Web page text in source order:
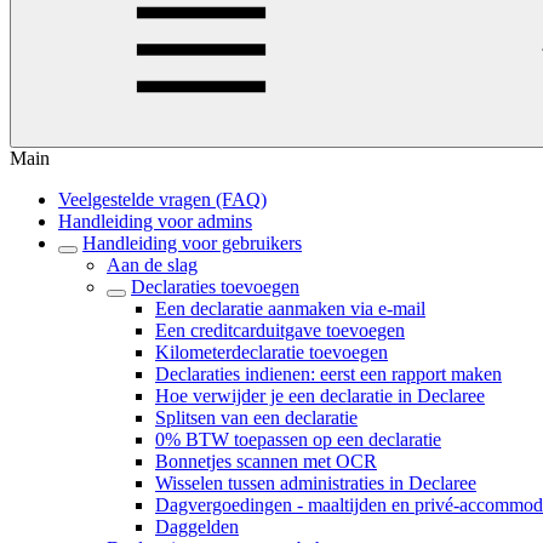
Main
Veelgestelde vragen (FAQ)
Handleiding voor admins
Handleiding voor gebruikers
Aan de slag
Declaraties toevoegen
Een declaratie aanmaken via e-mail
Een creditcarduitgave toevoegen
Kilometerdeclaratie toevoegen
Declaraties indienen: eerst een rapport maken
Hoe verwijder je een declaratie in Declaree
Splitsen van een declaratie
0% BTW toepassen op een declaratie
Bonnetjes scannen met OCR
Wisselen tussen administraties in Declaree
Dagvergoedingen - maaltijden en privé-
Daggelden